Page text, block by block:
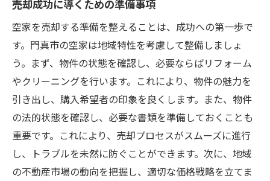
売却成功に導くための準備事項
空家を売却する準備を整えることは、成功への第一歩で
す。門真市の空家は地域特性を考慮して整備しましょ
う。まず、物件の状態を確認し、必要ならばリフォーム
やクリーニングを行います。これにより、物件の魅力を
引き出し、購入希望者の印象を良くします。また、物件
の法的状態を確認し、必要な書類を準備しておくことも
重要です。これにより、売却プロセスがスムーズに進行
し、トラブルを未然に防ぐことができます。次に、地域
の不動産市場の動向を把握し、適切な価格戦略を立てま